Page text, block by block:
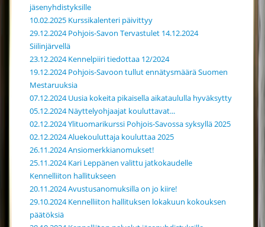
jäsenyhdistyksille
10.02.2025 Kurssikalenteri päivittyy
29.12.2024 Pohjois-Savon Tervastulet 14.12.2024
Siilinjärvellä
23.12.2024 Kennelpiiri tiedottaa 12/2024
19.12.2024 Pohjois-Savoon tullut ennätysmäärä Suomen
Mestaruuksia
07.12.2024 Uusia kokeita pikaisella aikataululla hyväksytty
05.12.2024 Näyttelyohjaajat kouluttavat...
02.12.2024 Ylituomarikurssi Pohjois-Savossa syksyllä 2025
02.12.2024 Aluekouluttaja kouluttaa 2025
26.11.2024 Ansiomerkkianomukset!
25.11.2024 Kari Leppänen valittu jatkokaudelle
Kennelliiton hallitukseen
20.11.2024 Avustusanomuksilla on jo kiire!
29.10.2024 Kennelliiton hallituksen lokakuun kokouksen
päätöksiä